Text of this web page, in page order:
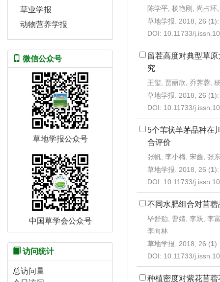
陈学平, 杨艳刚, 尚占
草地学报. 2018, 26 (1
DOI: 10.11733/
留茬高度对典型草
究
王玺, 贾丽欣, 乔荠蓉,
草地学报. 2018, 26 (1
DOI: 10.11733/
5个苇状羊茅品种在
合评价
张帆, 李小梅, 宋鑫, 张
草地学报. 2018, 26 (1
DOI: 10.11733/
不同水肥组合对苜
毕舒贻, 曹婧, 李跃, 李
李向林
草地学报. 2018, 26 (1
DOI: 10.11733/
种植密度对紫花苜
草业学报
动物营养学报
微信公众号
草地学报公众号
中国草学会公众号
访问统计
总访问量